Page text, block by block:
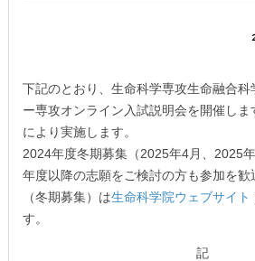
下記のとおり、生命科学専攻生命融合科
ー専攻オンライン入試説明会を開催し
により実施します。
2024年度冬期募集（2025年4月、2025
年度以降の志願をご検討の方も参加を
（冬期募集）は生命科学院ウェブサイト
す。
記